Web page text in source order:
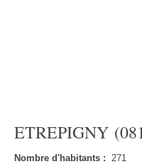
ETREPIGNY
Nombre d'habitants : 271